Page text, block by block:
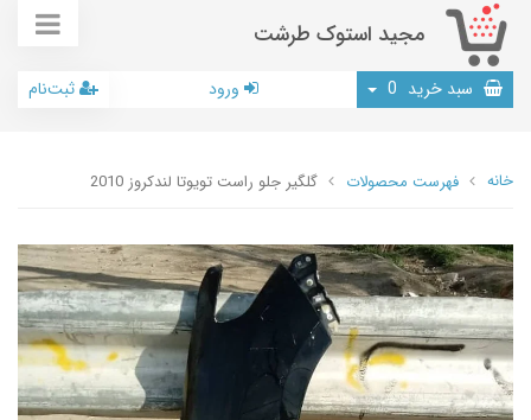
مجید استوک طرشت
سبد خرید 0 ورود ثبت‌نام
خانه فهرست محصولات گلگیر جلو راست تویوتا لندکروز 2010